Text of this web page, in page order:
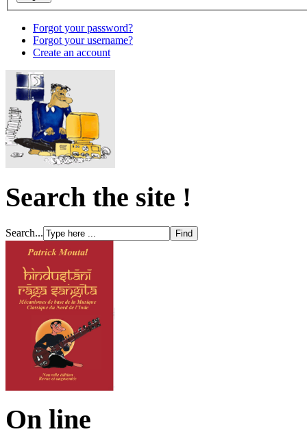
Forgot your password?
Forgot your username?
Create an account
Search the site !
Search...
On line